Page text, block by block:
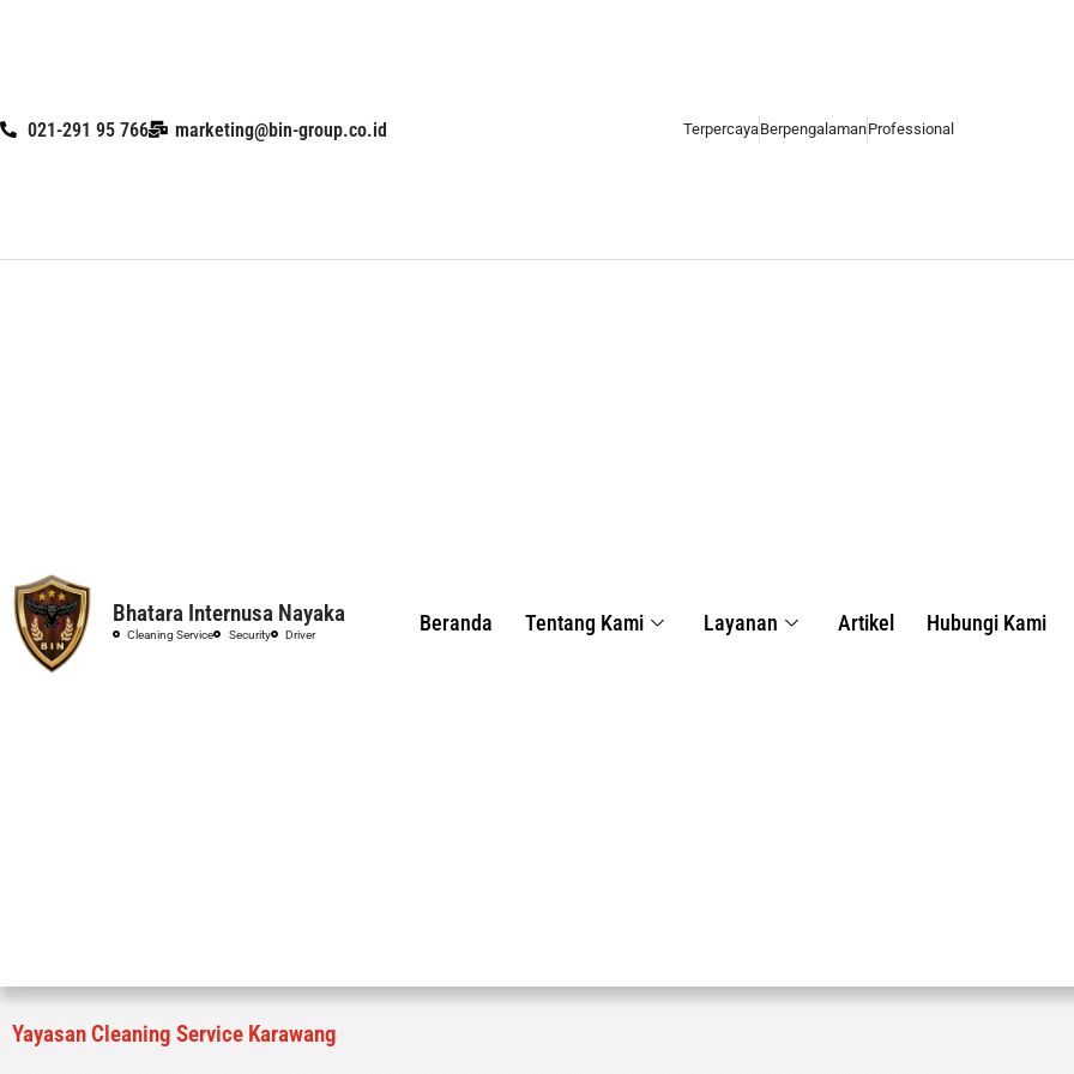
content
021-291 95 766 marketing@bin-group.co.id TerpercayaBerpengalamanProfessional
Bhatara Internusa Nayaka
Cleaning Service Security Driver Beranda Tentang Kami Layanan Artikel Hubungi Kami
Yayasan Cleaning Service Karawang